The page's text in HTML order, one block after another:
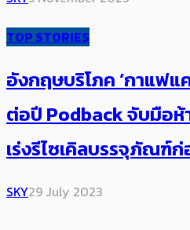
TOP STORIES
อังกฤษ​บริโภค ‘กาแฟ
ต่อปี Podback จับมือ
เร่ง​รีไซเคิล​บรรจุภัณฑ์
SKY29 July 2023